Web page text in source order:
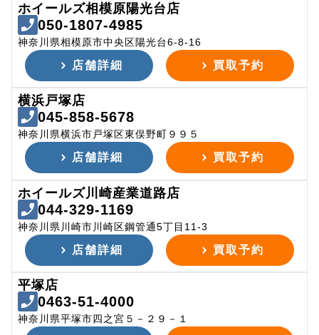
ホイールズ相模原陽光台店
050-1807-4985
神奈川県相模原市中央区陽光台6-8-16
店舗詳細 買取予約
横浜戸塚店
045-858-5678
神奈川県横浜市戸塚区東俣野町９９５
店舗詳細 買取予約
ホイールズ川崎産業道路店
044-329-1169
神奈川県川崎市川崎区鋼管通5丁目11-3
店舗詳細 買取予約
平塚店
0463-51-4000
神奈川県平塚市四之宮５－２９－１